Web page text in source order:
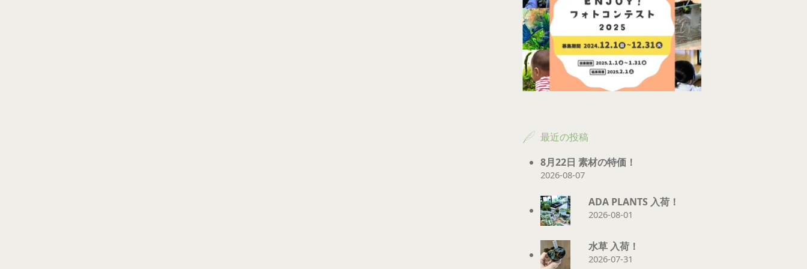
最近の投稿
8月22日 素材の特価！
2026-08-07
ADA PLANTS 入荷！
2026-08-01
水草 入荷！
2026-07-31